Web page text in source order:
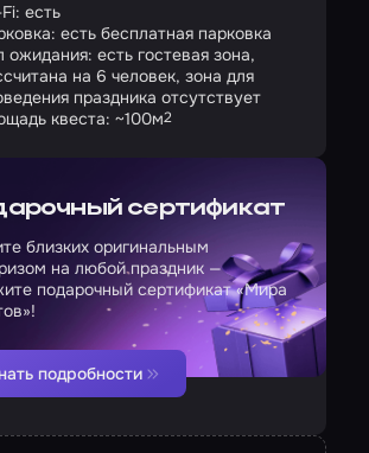
есть
есть бесплатная парковка
ожидания: есть гостевая зона,
на 6 человек, зона для
праздника отсутствует
квеста: ~100м2
сертификат
близких оригинальным
на любой праздник —
подарочный сертификат «Мира
подробности